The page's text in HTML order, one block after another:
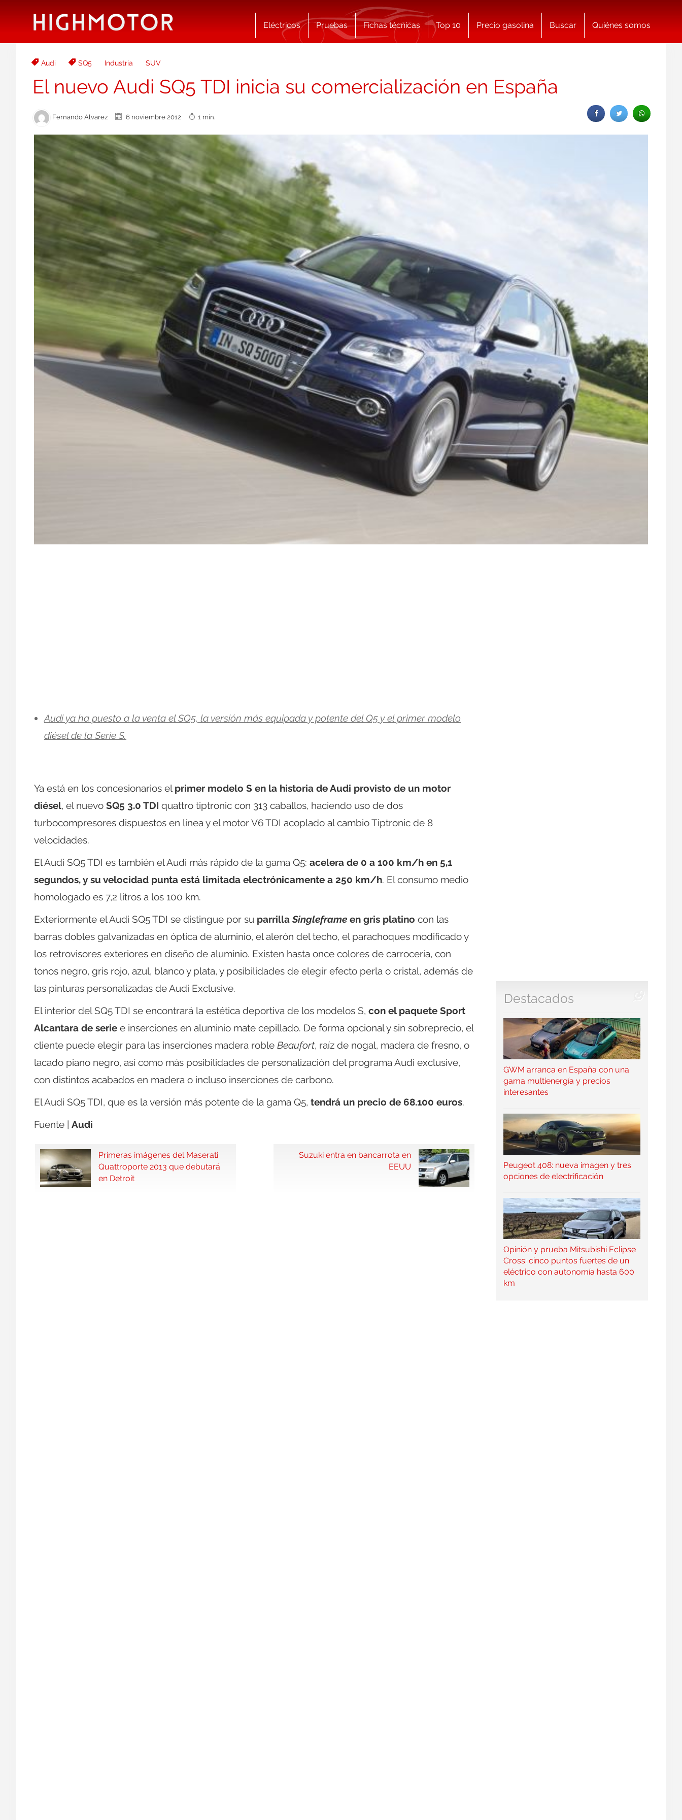
Eléctricos Pruebas Fichas técnicas Top 10 Precio gasolina Buscar Quiénes somos
Audi SQ5 Industria SUV
El nuevo Audi SQ5 TDI inicia su comercialización en España
Fernando Alvarez 6 noviembre 2012 1 min.
Audi ya ha puesto a la venta el SQ5, la versión más equipada y potente del Q5 y el primer modelo
diésel de la Serie S.
Ya está en los concesionarios el primer modelo S en la historia de Audi provisto de un motor
diésel, el nuevo SQ5 3.0 TDI quattro tiptronic con 313 caballos, haciendo uso de dos
turbocompresores dispuestos en línea y el motor V6 TDI acoplado al cambio Tiptronic de 8
velocidades.
El Audi SQ5 TDI es también el Audi más rápido de la gama Q5: acelera de 0 a 100 km/h en 5,1
segundos, y su velocidad punta está limitada electrónicamente a 250 km/h. El consumo medio
homologado es 7,2 litros a los 100 km.
Exteriormente el Audi SQ5 TDI se distingue por su parrillaSingleframe en gris platino con las
barras dobles galvanizadas en óptica de aluminio, el alerón del techo, el parachoques modificado y
los retrovisores exteriores en diseño de aluminio. Existen hasta once colores de carrocería, con
tonos negro, gris rojo, azul, blanco y plata, y posibilidades de elegir efecto perla o cristal, además de
las pinturas personalizadas de Audi Exclusive.
El interior del SQ5 TDI se encontrará la estética deportiva de los modelos S, con el paquete Sport
Alcantara de serie e inserciones en aluminio mate cepillado. De forma opcional y sin sobreprecio, el
cliente puede elegir para las inserciones madera roble Beaufort, raíz de nogal, madera de fresno, o
lacado piano negro, así como más posibilidades de personalización del programa Audi exclusive,
con distintos acabados en madera o incluso inserciones de carbono.
El Audi SQ5 TDI, que es la versión más potente de la gama Q5, tendrá un precio de 68.100 euros.
Fuente | Audi
Primeras imágenes del Maserati
Quattroporte 2013 que debutará
en Detroit
Suzuki entra en bancarrota en
EEUU
Destacados
GWM arranca en España con una
gama multienergía y precios
interesantes
Peugeot 408: nueva imagen y tres
opciones de electrificación
Opinión y prueba Mitsubishi Eclipse
Cross: cinco puntos fuertes de un
eléctrico con autonomía hasta 600
km